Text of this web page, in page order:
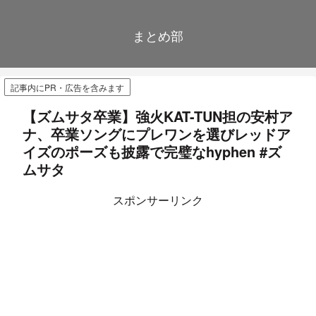
まとめ部
記事内にPR・広告を含みます
【ズムサタ卒業】強火KAT-TUN担の安村ア
ナ、卒業ソングにプレワンを選びレッドア
イズのポーズも披露で完璧なhyphen #ズ
ムサタ
スポンサーリンク